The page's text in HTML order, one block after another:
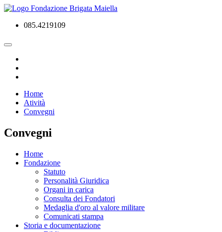
085.4219109
Home
Atività
Convegni
Convegni
Home
Fondazione
Statuto
Personalità Giuridica
Organi in carica
Consulta dei Fondatori
Medaglia d'oro al valore militare
Comunicati stampa
Storia e documentazione